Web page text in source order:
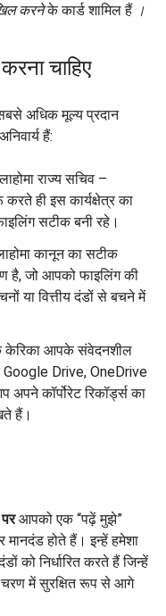
करनेके कार्ड शामिल हैं ।
चाहिए
अधिक मूल्य प्रदान
हैं:
राज्य सचिव –
ही इस कार्यक्षेत्र का
सटीक बनी रहे।
कानून का सटीक
है, जो आपको फाइलिंग की
या वित्तीय दंडों से बचने में
केरिका आपके संवेदनशील
Drive, OneDrive
कॉर्पोरेट रिकॉर्ड्स का
हैं।
परआपको एक “पढ़ें मुझे”
मानदंड होते हैं। इन्हें हमेशा
को निर्धारित करते हैं जिन्हें
में सुरक्षित रूप से आगे